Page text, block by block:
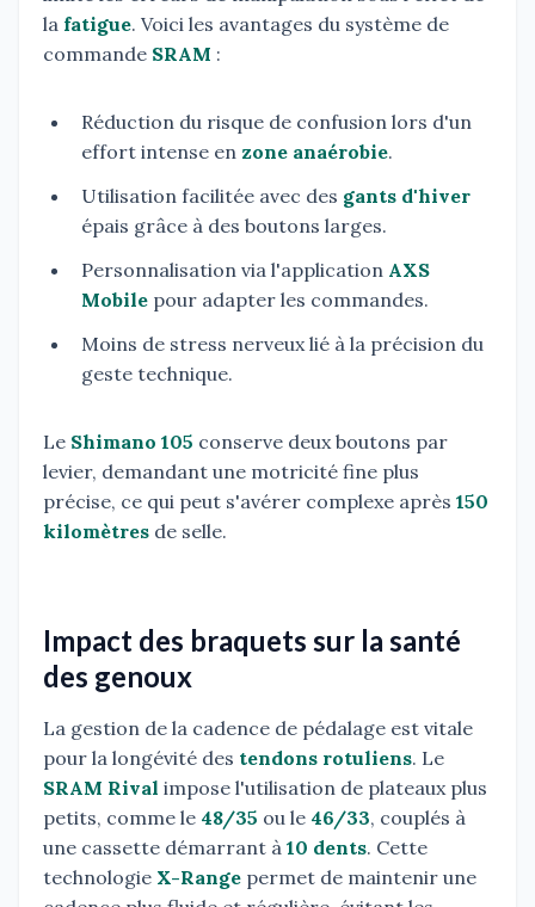
la fatigue. Voici les avantages du système de
commande SRAM :
Réduction du risque de confusion lors d'un
effort intense en zone anaérobie.
Utilisation facilitée avec des gants d'hiver
épais grâce à des boutons larges.
Personnalisation via l'application AXS
Mobile pour adapter les commandes.
Moins de stress nerveux lié à la précision du
geste technique.
Le Shimano 105 conserve deux boutons par
levier, demandant une motricité fine plus
précise, ce qui peut s'avérer complexe après 150
kilomètres de selle.
Impact des braquets sur la santé
des genoux
La gestion de la cadence de pédalage est vitale
pour la longévité des tendons rotuliens. Le
SRAM Rival impose l'utilisation de plateaux plus
petits, comme le 48/35 ou le 46/33, couplés à
une cassette démarrant à 10 dents. Cette
technologie X-Range permet de maintenir une